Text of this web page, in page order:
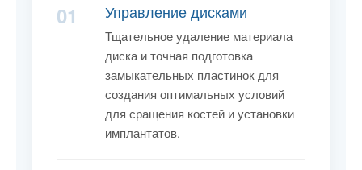
01 Управление дисками
Тщательное удаление материала
диска и точная подготовка
замыкательных пластинок для
создания оптимальных условий
для сращения костей и установки
имплантатов.